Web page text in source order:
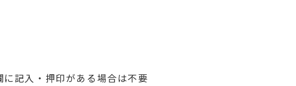
記入・押印がある場合は不要